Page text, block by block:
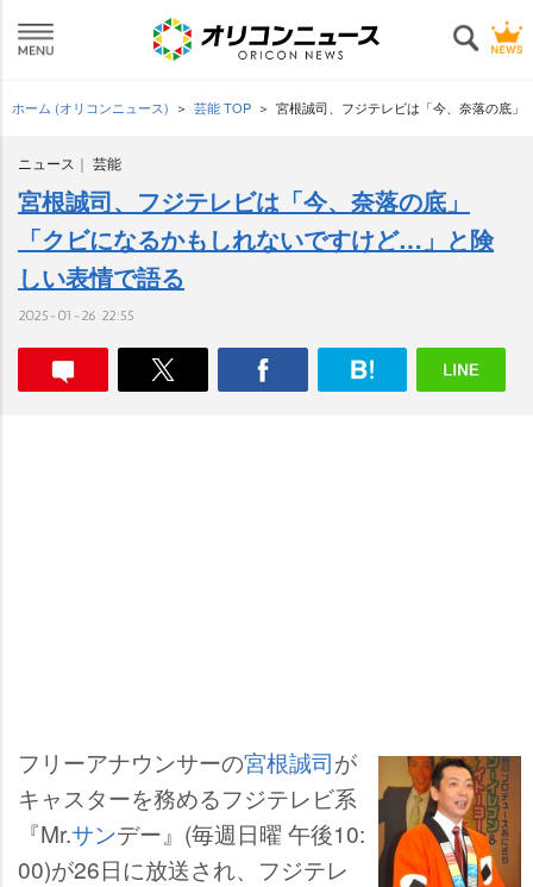
ホーム (オリコンニュース) 芸能 TOP 宮根誠司、フジテレビは「今、奈落の底
ニュース 芸能
宮根誠司、フジテレビは「今、奈落の底」
「クビになるかもしれないですけど…」と険
しい表情で語る
2025-01-26 22:55
フリーアナウンサーの宮根誠司が
キャスターを務めるフジテレビ系
『Mr.サンデー』(毎週日曜 午後10:
00)が26日に放送され、フジテレ